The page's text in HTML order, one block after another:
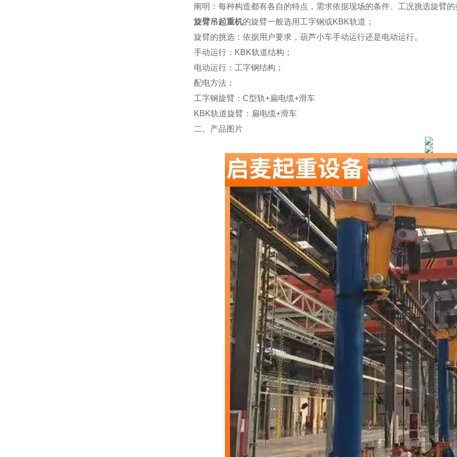
阐明：每种构造都有各自的特点，需求依据现场的条件、工况挑选旋臂的
旋臂吊起重机的旋臂一般选用工字钢或KBK轨道；
旋臂的挑选：依据用户要求，葫芦小车手动运行还是电动运行。
手动运行： KBK轨道结构；
电动运行：工字钢结构；
配电方法：
工字钢旋臂： C型轨+扁电缆+滑车
KBK轨道旋臂：扁电缆+滑车
二、产品图片